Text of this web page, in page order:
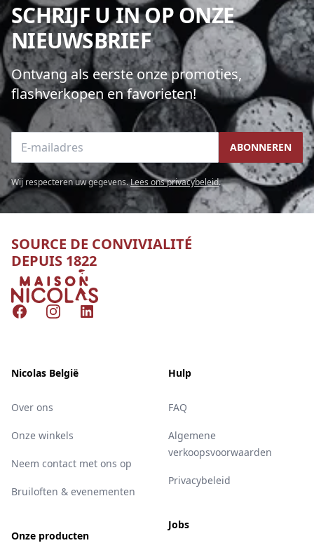
SCHRIJF U IN OP ONZE
NIEUWSBRIEF
Ontvang als eerste onze promoties,
flashverkopen en favorieten!
E-mailadres ABONNEREN
Wij respecteren uw gegevens.Lees ons privacybeleid.
SOURCE DE CONVIVIALITÉ
DEPUIS 1822
Nicolas
FacebookInstagramLinkedIn
Nicolas België
Over ons
Onze winkels
Neem contact met ons op
Bruiloften & evenementen
Onze producten
Hulp
FAQ
Algemene
verkoopsvoorwaarden
Privacybeleid
Jobs